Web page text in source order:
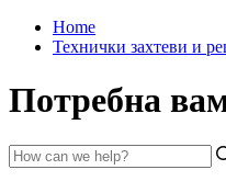
Home
Технички захтеви и
Потребна